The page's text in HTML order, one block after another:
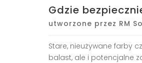
Gdzie
utworzone przez RM
Stare, nieużywane farby
balast, ale i potencjalne